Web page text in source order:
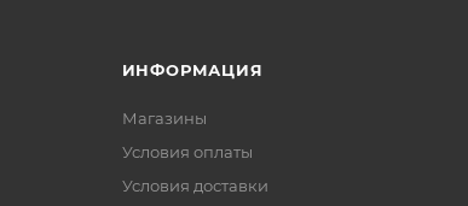
ИНФОРМАЦИЯ
Магазины
Условия оплаты
Условия доставки